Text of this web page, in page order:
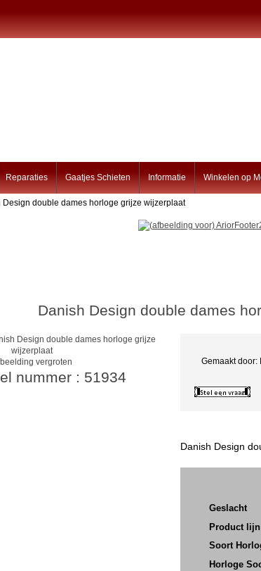
Reparaties Gaatjes Schieten Informatie Winkelen op
Design double dames horloge grijze wijzerplaat
Danish Design double dames
vergroten Gemaakt door:
nummer : 51934
Danish Design
Geslacht
Product lijn
Soort
Horloge